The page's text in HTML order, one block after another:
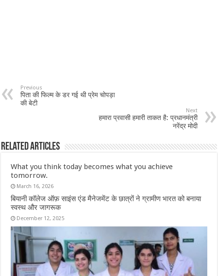
Previous
पिता की फिल्म के डर गई थी प्रेम चोपड़ा
की बेटी
Next
हमारा प्रवासी हमारी ताकत है: प्रधानमंत्री
नरेंद्र मोदी
Related Articles
What you think today becomes what you achieve
tomorrow.
March 16, 2026
बियानी कॉलेज ऑफ़ साइंस एंड मैनेजमेंट के छात्रों ने ग्रामीण भारत को बनाया
स्वस्थ और जागरूक
December 12, 2025